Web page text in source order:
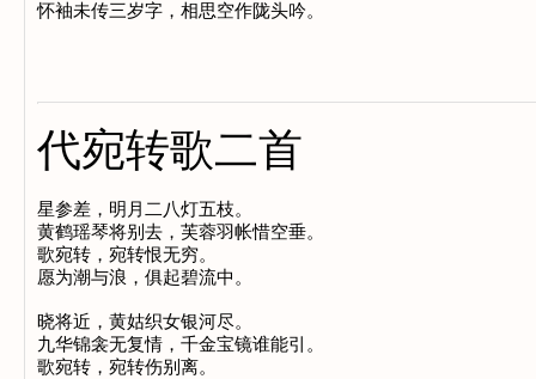
代宛转歌二首
星参差，明月二八灯五枝。
黄鹤瑶琴将别去，芙蓉羽帐惜空垂。
歌宛转，宛转恨无穷。
愿为潮与浪，俱起碧流中。
晓将近，黄姑织女银河尽。
九华锦衾无复情，千金宝镜谁能引。
歌宛转，宛转伤别离。